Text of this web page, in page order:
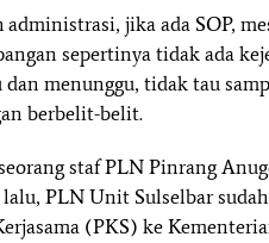
jika ada SOP,
sepertinya tidak ada
menunggu, tidak tau
berbelit-belit.
staf PLN Pinrang
PLN Unit Sulselbar
(PKS) ke